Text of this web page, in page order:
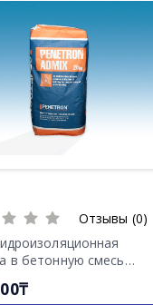
Отзывы (0)
в бетонную смесь